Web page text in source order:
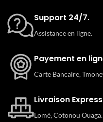
Support 24/7.
Assistance en ligne.
Payement en
Carte Bancaire,
Livraison
Lomé, Cotonou Ouaga.